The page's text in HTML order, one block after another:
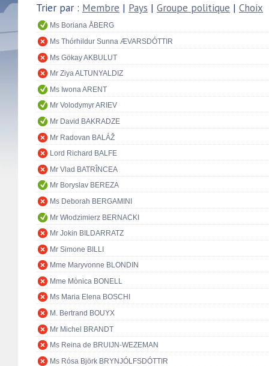
Trier par : Membre | Pays | Groupe politique | Choix
Ms Boriana ÅBERG
Ms Thórhildur Sunna ÆVARSDÓTTIR
Ms Gökay AKBULUT
Mr Ziya ALTUNYALDIZ
Ms Iwona ARENT
Mr Volodymyr ARIEV
Mr David BAKRADZE
Mr Radovan BALÁŽ
Lord Richard BALFE
Mr Vlad BATRÎNCEA
Mr Boryslav BEREZA
Ms Deborah BERGAMINI
Mr Włodzimierz BERNACKI
Mr Jokin BILDARRATZ
Mr Simone BILLI
Mme Maryvonne BLONDIN
Mme Mònica BONELL
Ms Maria Elena BOSCHI
M. Bertrand BOUYX
Mr Michel BRANDT
Ms Reina de BRUIJN-WEZEMAN
Ms Rósa Björk BRYNJÓLFSDÓTTIR